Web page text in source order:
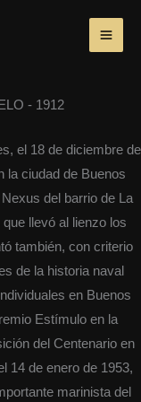
- 1912
el 18 de diciembre de
la ciudad de Buenos
del barrio de La
llevó al lienzo los
también, con criterio
de la historia naval
en Buenos
Estímulo en la
del Centenario en
14 de enero de 1953,
marinista del